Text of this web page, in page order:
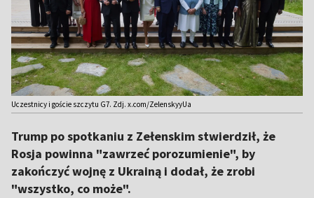
Uczestnicy i goście szczytu G7. Zdj. x.com/ZelenskyyUa
Trump po spotkaniu z Zełenskim stwierdził, że
Rosja powinna "zawrzeć porozumienie", by
zakończyć wojnę z Ukrainą i dodał, że zrobi
"wszystko, co może".